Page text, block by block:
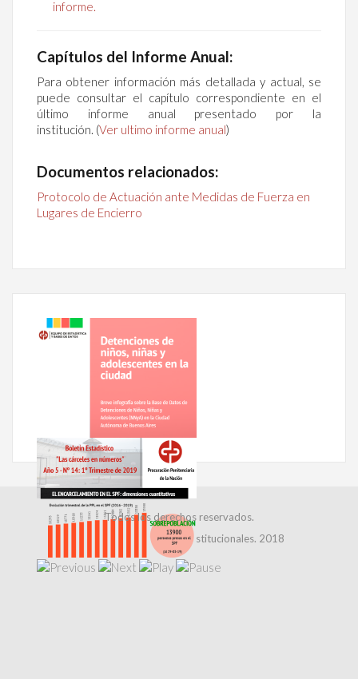
informe.
Capítulos del Informe Anual:
Para obtener información más detallada y actual, se
puede consultar el capítulo correspondiente en el
último informe anual presentado por la
institución. (Ver ultimo informe anual)
Documentos relacionados:
Protocolo de Actuación ante Medidas de Fuerza en
Lugares de Encierro
Todos los derechos reservados.
Dirección de Relaciones Institucionales. 2018